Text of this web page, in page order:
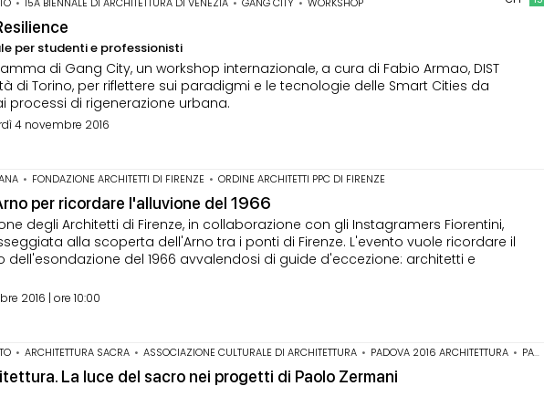
• 15A BIENNALE DI ARCHITETTURA DI VENEZIA • GANG CITY • WORKSHOP
per studenti e professionisti
di Gang City, un workshop internazionale, a cura di Fabio Armao, DIST
di Torino, per riflettere sui paradigmi e le tecnologie delle Smart Cities da
processi di rigenerazione urbana.
4 novembre 2016
• FONDAZIONE ARCHITETTI DI FIRENZE • ORDINE ARCHITETTI PPC DI FIRENZE
per ricordare l'alluvione del 1966
degli Architetti di Firenze, in collaborazione con gli Instagramers Fiorentini,
alla scoperta dell'Arno tra i ponti di Firenze. L'evento vuole ricordare il
dell'esondazione del 1966 avvalendosi di guide d'eccezione: architetti e
2016 | ore 10:00
• ARCHITETTURA SACRA • ASSOCIAZIONE CULTURALE DI ARCHITETTURA • PADOVA 2016 ARCHITETTURA • PAOLO ZERMANI
La luce del sacro nei progetti di Paolo Zermani